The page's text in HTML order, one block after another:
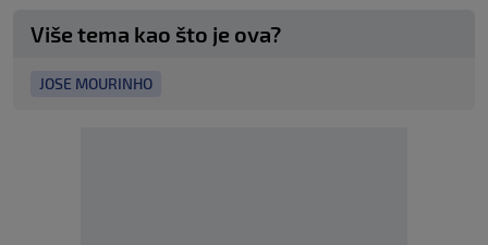
Više tema kao što je ova?
JOSE MOURINHO